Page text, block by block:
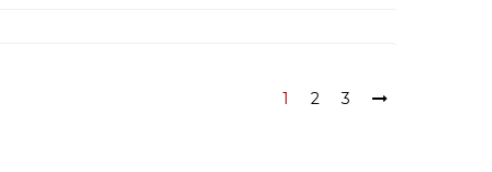
1 2 3